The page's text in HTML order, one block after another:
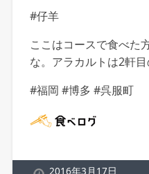
#仔羊
ここはコースで食べた
な。アラカルトは2軒
#福岡 #博多 #呉服町
2016年3月17日